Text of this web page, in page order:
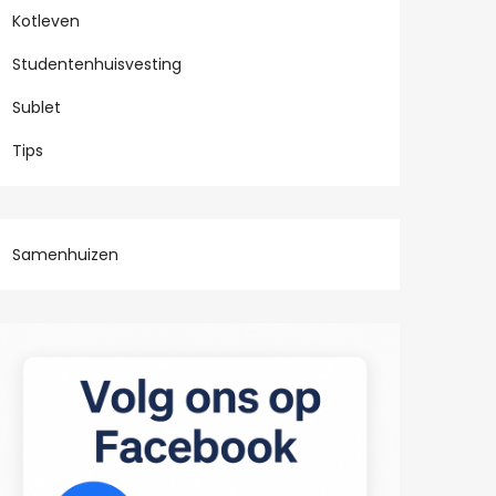
Kotleven
Studentenhuisvesting
Sublet
Tips
Samenhuizen